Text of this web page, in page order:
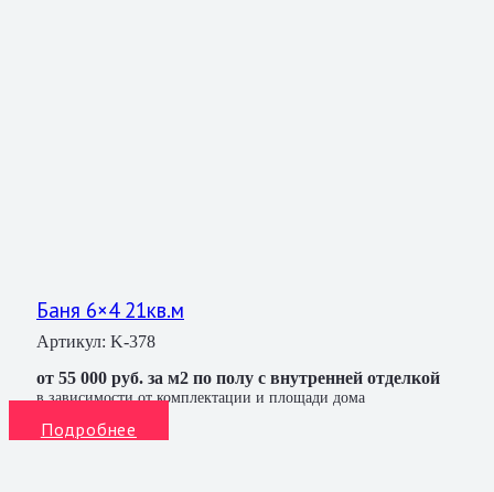
Баня 6×4 21кв.м
Артикул: K-378
от 55 000 руб. за м2 по полу с внутренней отделкой
в зависимости от комплектации и площади дома
Подробнее